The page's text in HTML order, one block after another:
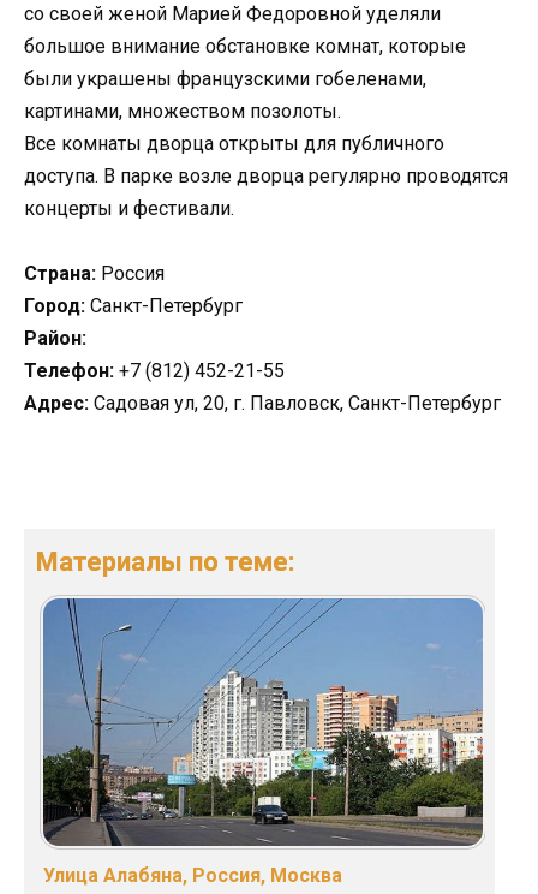
со своей женой Марией Федоровной уделяли
большое внимание обстановке комнат, которые
были украшены французскими гобеленами,
картинами, множеством позолоты.
Все комнаты дворца открыты для публичного
доступа. В парке возле дворца регулярно проводятся
концерты и фестивали.
Страна: Россия
Город: Санкт-Петербург
Район:
Телефон: +7 (812) 452-21-55
Адрес: Садовая ул, 20, г. Павловск, Санкт-Петербург
Материалы по теме:
Улица Алабяна, Россия, Москва